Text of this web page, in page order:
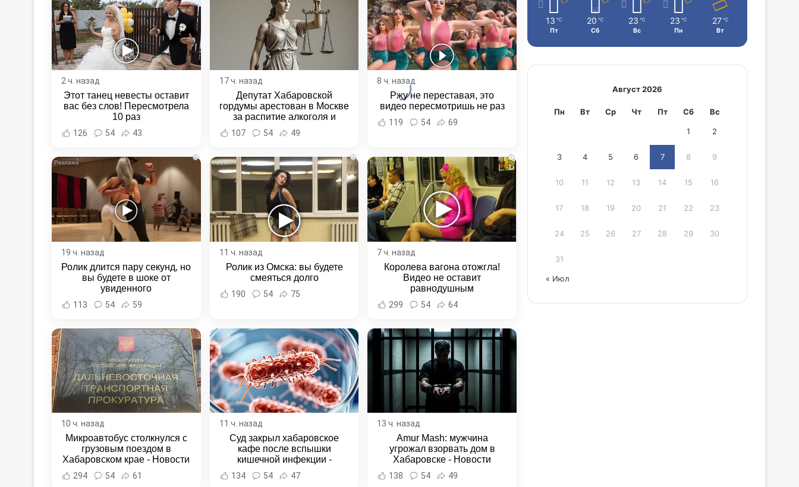
2 ч. назад
Этот танец невесты оставит
вас без слов! Пересмотрела
10 раз
126 54 43
17 ч. назад
Депутат Хабаровской
гордумы арестован в Москве
за распитие алкоголя и
неповиновение полиции -
Новости Хабаровска и
107 54 49
8 ч. назад
Ржу не переставая, это
видео пересмотришь не раз
119 54 69
i
19 ч. назад
Ролик длится пару секунд, но
вы будете в шоке от
увиденного
113 54 59
i
11 ч. назад
Ролик из Омска: вы будете
смеяться долго
190 54 75
i
7 ч. назад
Королева вагона отожгла!
Видео не оставит
равнодушным
299 54 64
10 ч. назад
Микроавтобус столкнулся с
грузовым поездом в
Хабаровском крае - Новости
Хабаровска и Хабаровского
края
294 54 61
11 ч. назад
Суд закрыл хабаровское
кафе после вспышки
кишечной инфекции -
Новости Хабаровска и
Хабаровского края
134 54 47
13 ч. назад
Amur Mash: мужчина
угрожал взорвать дом в
Хабаровске - Новости
Хабаровска и Хабаровского
края
138 54 49
13 ℃
Пт
20 ℃
Сб
23 ℃
Вс
23 ℃
Пн
27 ℃
Вт
Август 2026
Пн Вт Ср Чт Пт Сб Вс
1 2
3 4 5 6 7 8 9
10 11 12 13 14 15 16
17 18 19 20 21 22 23
24 25 26 27 28 29 30
31
« Июл